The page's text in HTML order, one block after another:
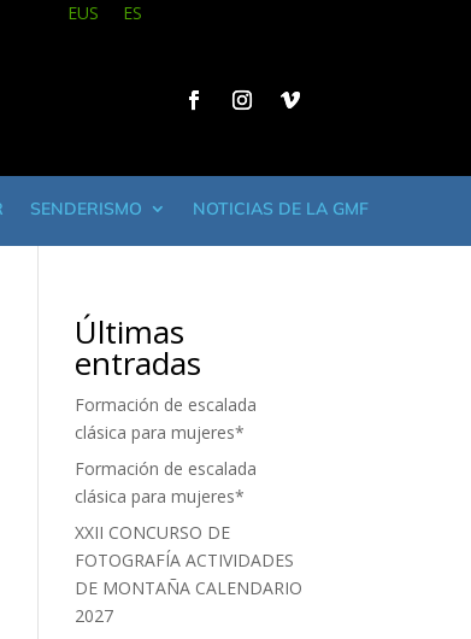
EUS ES
SENDERISMO NOTICIAS DE LA GMF
Últimas
entradas
Formación de escalada
clásica para mujeres*
Formación de escalada
clásica para mujeres*
XXII CONCURSO DE
FOTOGRAFÍA ACTIVIDADES
DE MONTAÑA CALENDARIO
2027